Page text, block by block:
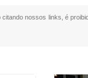
nossos links, é